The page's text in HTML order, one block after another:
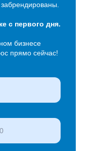
с первого дня.
бизнесе
прямо сейчас!